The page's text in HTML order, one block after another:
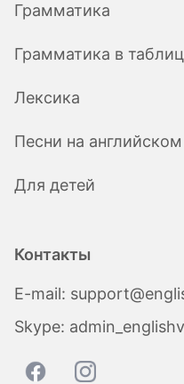
Грамматика
Грамматика в
Лексика
Песни на английском
Для детей
Контакты
E-mail:
Skype: